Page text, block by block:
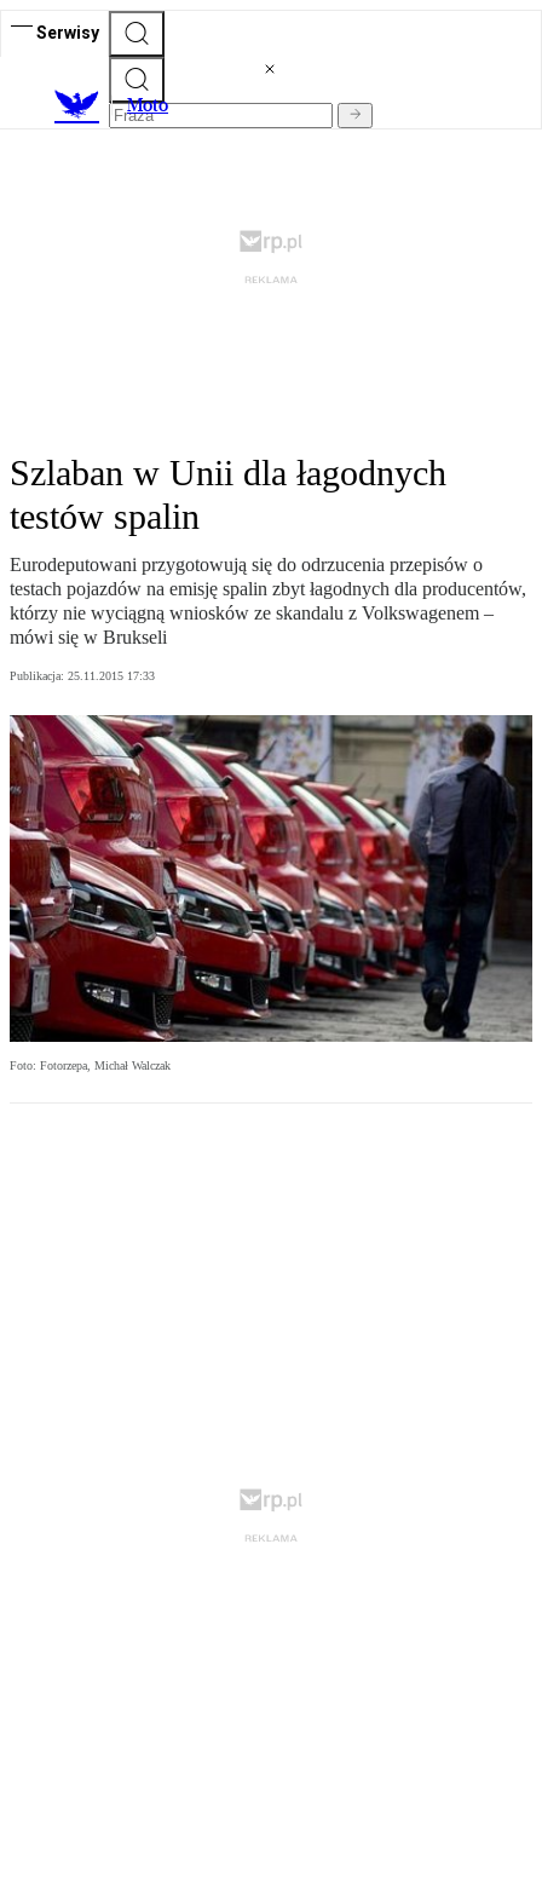
Serwisy
Moto
Szlaban w Unii dla łagodnych
testów spalin
Eurodeputowani przygotowują się do odrzucenia przepisów o
testach pojazdów na emisję spalin zbyt łagodnych dla producentów,
którzy nie wyciągną wniosków ze skandalu z Volkswagenem –
mówi się w Brukseli
Publikacja: 25.11.2015 17:33
Foto: Fotorzepa, Michał Walczak